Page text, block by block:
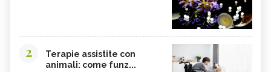
2
Terapie assistite con
animali: come funz...